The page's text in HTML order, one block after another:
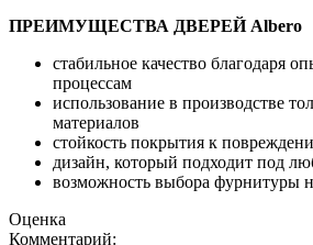
ПРЕИМУЩЕСТВА ДВЕРЕЙ Albero
стабильное качество благодаря
процессам
использование в производстве
материалов
стойкость покрытия к
дизайн, который подходит под
возможность выбора фурнитуры
Оценка
Комментарий: